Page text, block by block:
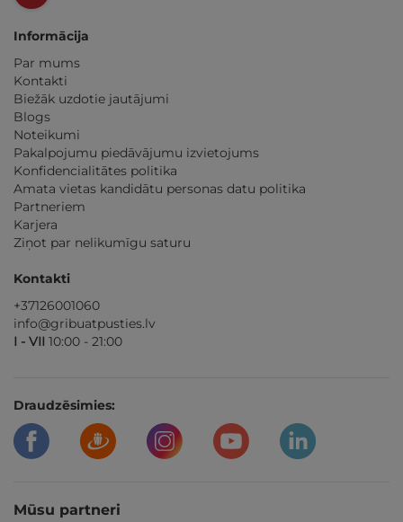
Informācija
Par mums
Kontakti
Biežāk uzdotie jautājumi
Blogs
Noteikumi
Pakalpojumu piedāvājumu izvietojums
Konfidencialitātes politika
Amata vietas kandidātu personas datu politika
Partneriem
Karjera
Ziņot par nelikumīgu saturu
Kontakti
+37126001060
info@gribuatpusties.lv
I - VII 10:00 - 21:00
Draudzēsimies:
Mūsu partneri